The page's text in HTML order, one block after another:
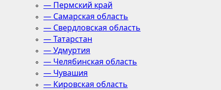
— Пермский край
— Самарская область
— Свердловская область
— Татарстан
— Удмуртия
— Челябинская область
— Чувашия
— Кировская область